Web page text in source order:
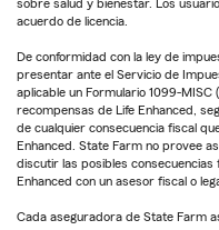
sobre salud y bienestar. Los
acuerdo de licencia.
De conformidad con la ley de
presentar ante el Servicio de
aplicable un Formulario 1099-MISC
recompensas de Life Enhanced,
de cualquier consecuencia fiscal
Enhanced. State Farm no provee
discutir las posibles
Enhanced con un asesor fiscal o
Cada aseguradora de State Farm